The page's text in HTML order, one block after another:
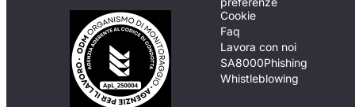
Cookie
Faq
Lavora con noi
SA8000Phishing
Whistleblowing